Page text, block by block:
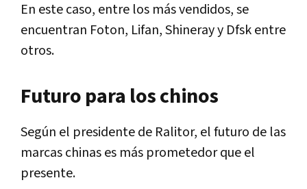
En este caso, entre los más vendidos, se
encuentran Foton, Lifan, Shineray y Dfsk entre
otros.
Futuro para los chinos
Según el presidente de Ralitor, el futuro de las
marcas chinas es más prometedor que el
presente.